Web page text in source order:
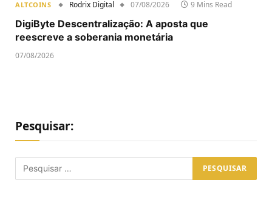
ALTCOINS Rodrix Digital 07/08/2026 9 Mins Read
DigiByte Descentralização: A aposta que
reescreve a soberania monetária
07/08/2026
Pesquisar: